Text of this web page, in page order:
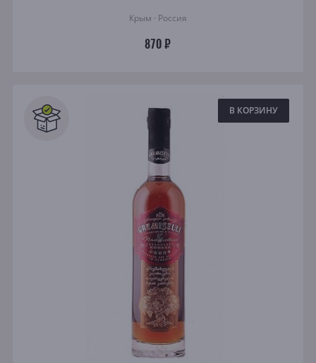
Крым · Россия
870 ₽
В КОРЗИНУ